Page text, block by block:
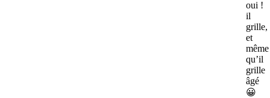
oui !
il
grille,
et
même
qu’il
grille
âgé
😀